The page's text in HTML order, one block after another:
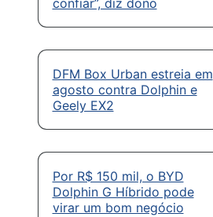
confiar”, diz dono
DFM Box Urban estreia em
agosto contra Dolphin e
Geely EX2
Por R$ 150 mil, o BYD
Dolphin G Híbrido pode
virar um bom negócio